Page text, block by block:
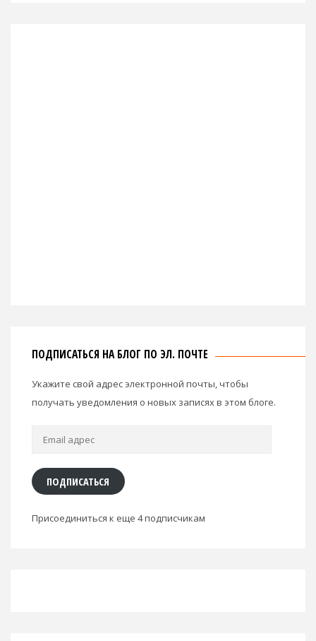
ПОДПИСАТЬСЯ НА БЛОГ ПО ЭЛ. ПОЧТЕ
Укажите свой адрес электронной почты, чтобы
получать уведомления о новых записях в этом блоге.
Email
ПОДПИСАТЬСЯ
Присоединиться к еще 4 подписчикам